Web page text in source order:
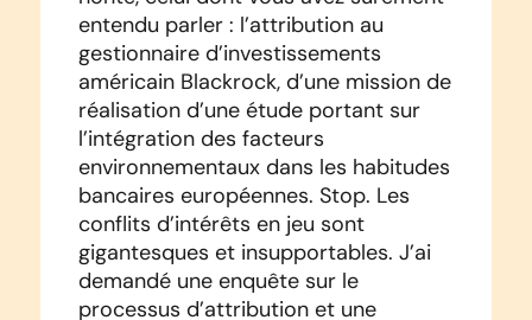
entendu parler : l’attribution au
gestionnaire d’investissements
américain Blackrock, d’une mission de
réalisation d’une étude portant sur
l’intégration des facteurs
environnementaux dans les habitudes
bancaires européennes. Stop. Les
conflits d’intérêts en jeu sont
gigantesques et insupportables. J’ai
demandé une enquête sur le
processus d’attribution et une